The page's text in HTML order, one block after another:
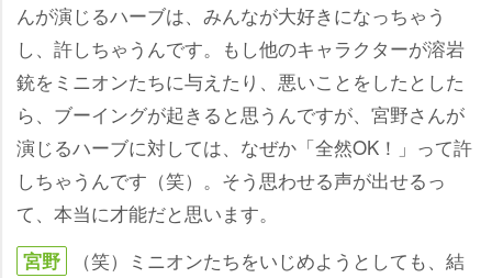
んが演じるハーブは、みんなが大好きになっちゃう
し、許しちゃうんです。もし他のキャラクターが溶
銃をミニオンたちに与えたり、悪いことをしたとした
ら、ブーイングが起きると思うんですが、宮野さんが
演じるハーブに対しては、なぜか「全然OK！」って許
しちゃうんです（笑）。そう思わせる声が出せるっ
て、本当に才能だと思います。
宮野
（笑）ミニオンたちをいじめようとしても、結